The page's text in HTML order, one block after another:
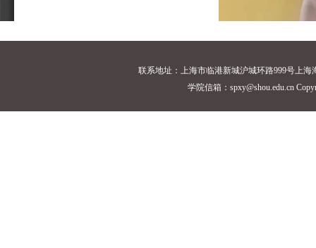
联系地址：上海市临港新城沪城环路999号上
学院信箱：spxy@shou.edu.cn